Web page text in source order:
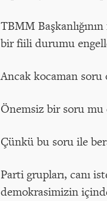
TBMM
bir fiili durumu
Ancak kocaman soru
Önemsiz bir soru
Çünkü bu soru ile
Parti grupları, canı
demokrasimizin